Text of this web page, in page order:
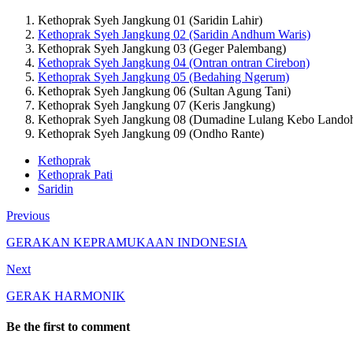
Kethoprak Syeh Jangkung 01 (Saridin Lahir)
Kethoprak Syeh Jangkung 02 (Saridin Andhum Waris)
Kethoprak Syeh Jangkung 03 (Geger Palembang)
Kethoprak Syeh Jangkung 04 (Ontran ontran Cirebon)
Kethoprak Syeh Jangkung 05 (Bedahing Ngerum)
Kethoprak Syeh Jangkung 06 (Sultan Agung Tani)
Kethoprak Syeh Jangkung 07 (Keris Jangkung)
Kethoprak Syeh Jangkung 08 (Dumadine Lulang Kebo
Kethoprak Syeh Jangkung 09 (Ondho Rante)
Kethoprak
Kethoprak Pati
Saridin
Previous
GERAKAN KEPRAMUKAAN INDONESIA
Next
GERAK HARMONIK
Be the first to comment